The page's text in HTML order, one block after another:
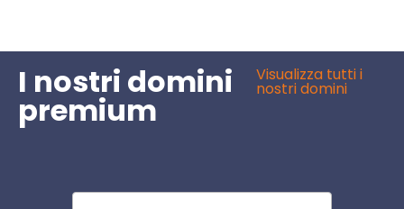
I nostri domini
premium
Visualizza tutti i
nostri domini